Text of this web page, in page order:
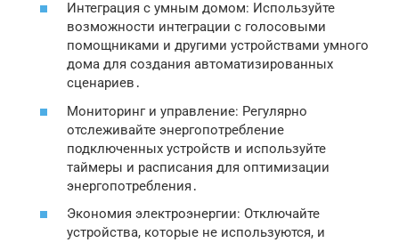
Интеграция с умным домом: Используйте
возможности интеграции с голосовыми
помощниками и другими устройствами умного
дома для создания автоматизированных
сценариев․
Мониторинг и управление: Регулярно
отслеживайте энергопотребление
подключенных устройств и используйте
таймеры и расписания для оптимизации
энергопотребления․
Экономия электроэнергии: Отключайте
устройства, которые не используются, и